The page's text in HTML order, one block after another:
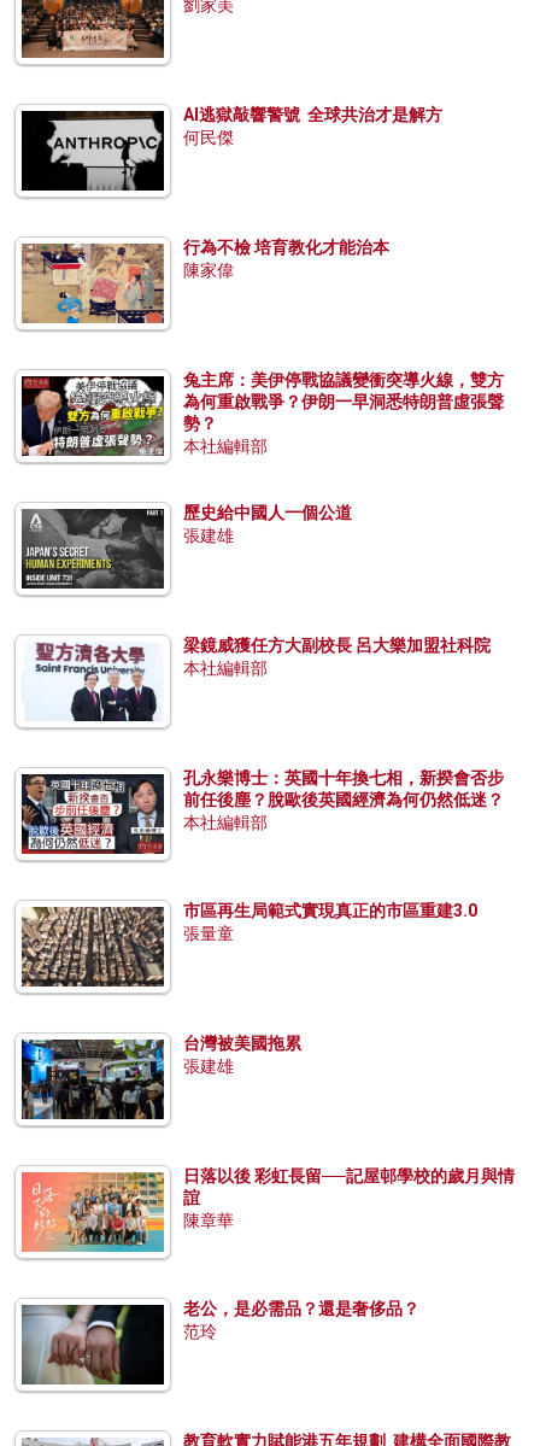
劉家美
AI逃獄敲響警號 全球共治才是解方
何民傑
行為不檢 培育教化才能治本
陳家偉
兔主席：美伊停戰協議變衝突導火線，雙方
為何重啟戰爭？伊朗一早洞悉特朗普虛張聲
勢？
本社編輯部
歷史給中國人一個公道
張建雄
梁鏡威獲任方大副校長 呂大樂加盟社科院
本社編輯部
孔永樂博士：英國十年換七相，新揆會否步
前任後塵？脫歐後英國經濟為何仍然低迷？
本社編輯部
市區再生局範式實現真正的市區重建3.0
張量童
台灣被美國拖累
張建雄
日落以後 彩虹長留──記屋邨學校的歲月與情
誼
陳章華
老公，是必需品？還是奢侈品？
范玲
教育軟實力賦能港五年規劃 建構全面國際教